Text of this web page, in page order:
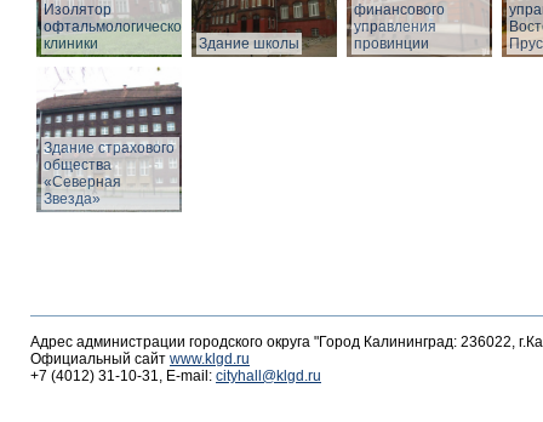
Изолятор
офтальмологической
клиники
Здание школы
финансового
управления
провинции
Здание страхового
общества
«Северная
Звезда»
Адрес администрации городского округа "Город Калининград: 236022,
Официальный сайт www.klgd.ru
+7 (4012) 31-10-31, E-mail: cityhall@klgd.ru